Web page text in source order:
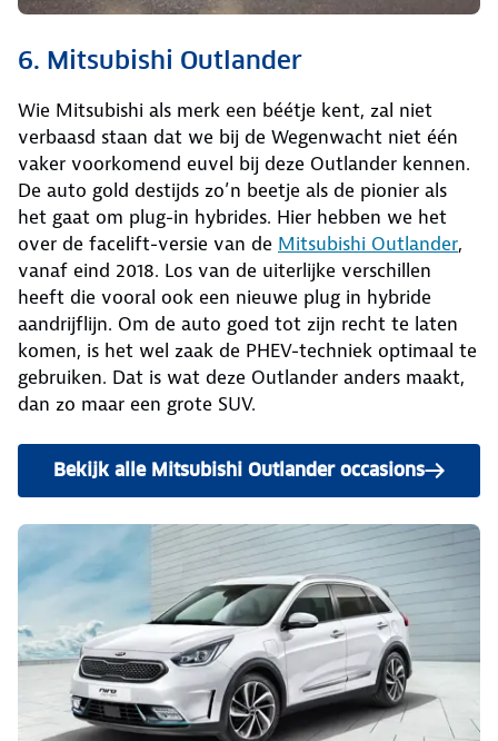
6. Mitsubishi Outlander
Wie Mitsubishi als merk een béétje kent, zal niet
verbaasd staan dat we bij de Wegenwacht niet één
vaker voorkomend euvel bij deze Outlander kennen.
De auto gold destijds zo’n beetje als de pionier als
het gaat om plug-in hybrides. Hier hebben we het
over de facelift-versie van de Mitsubishi Outlander,
vanaf eind 2018. Los van de uiterlijke verschillen
heeft die vooral ook een nieuwe plug in hybride
aandrijflijn. Om de auto goed tot zijn recht te laten
komen, is het wel zaak de PHEV-techniek optimaal te
gebruiken. Dat is wat deze Outlander anders maakt,
dan zo maar een grote SUV.
Bekijk alle Mitsubishi Outlander occasions